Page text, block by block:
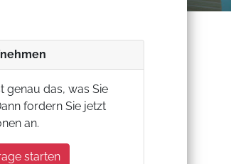
genau das, was Sie
fordern Sie jetzt
an.
starten